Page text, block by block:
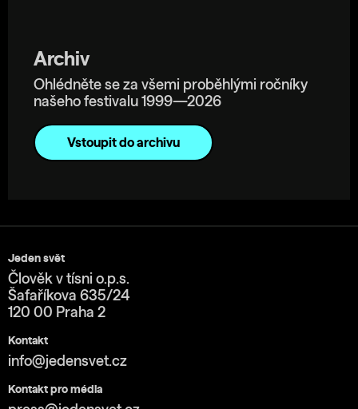
Archiv
Ohlédněte se za všemi proběhlými ročníky
našeho festivalu 1999—2026
Vstoupit do archivu
Jeden svět
Člověk v tísni o.p.s.
Šafaříkova 635/24
120 00 Praha 2
Kontakt
info@jedensvet.cz
Kontakt pro média